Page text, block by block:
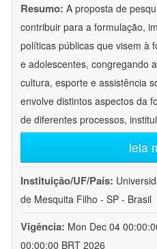
Resumo: A proposta de
contribuir para a formulação,
políticas públicas que visem à
e adolescentes, congregando
cultura, esporte e assistência
envolve distintos aspectos da
de diferentes processos,
leia
Instituição/UF/País:
de Mesquita Filho - SP - Brasil
Vigência: Mon Dec 04
00:00:00 BRT 2026